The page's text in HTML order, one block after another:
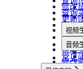
查询
查询
查询
获取
修改
修改
更新
视频
音频
常见